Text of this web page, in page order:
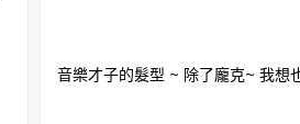
音樂才子的髮型 ~ 除了龐克~ 我想